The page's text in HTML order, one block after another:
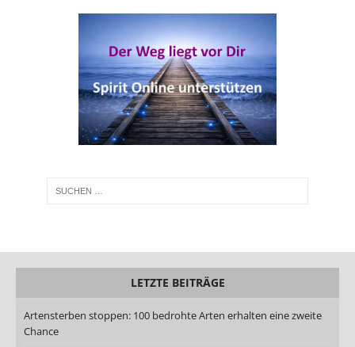
LETZTE BEITRÄGE
Artensterben stoppen: 100 bedrohte Arten erhalten eine zweite
Chance